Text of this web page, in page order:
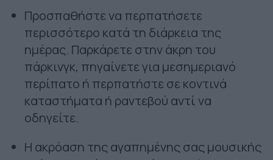
Προσπαθήστε να περπατήσετε
περισσότερο κατά τη διάρκεια της
ημέρας. Παρκάρετε στην άκρη του
πάρκινγκ, πηγαίνετε για μεσημεριανό
περίπατο ή περπατήστε σε κοντινά
καταστήματα ή ραντεβού αντί να
οδηγείτε.
Η ακρόαση της αγαπημένης σας μουσικής